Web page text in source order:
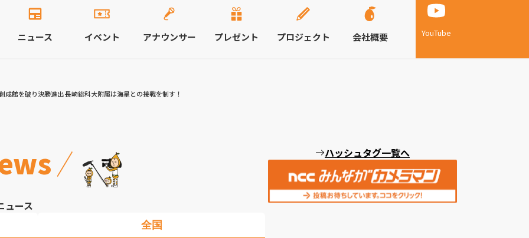
YouTube
ニュース イベント アナウンサー プレゼント プロジェクト 会社概要
成館を破り決勝進出 長崎総科大附属は海星との接戦を制す！
ュース
全国
ハッシュタグ一覧へ